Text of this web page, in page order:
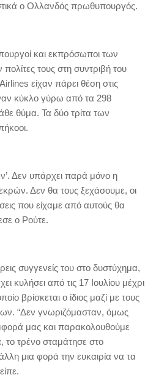
ο Ολλανδός πρωθυπουργός.
και εκπρόσωποι των
τους στη συντριβή του
είχαν πάρει θέση στις
κύκλο γύρω από τα 298
θύμα. Τα δύο τρίτα των
Δεν υπάρχει παρά μόνο η
Δεν θα τους ξεχάσουμε, οι
που είχαμε από αυτούς θα
ο Ρούτε.
συγγενείς του στο δυστύχημα,
κυλήσει από τις 17 Ιουλίου μέχρι
βρίσκεται ο ίδιος μαζί με τους
“Δεν γνωριζόμασταν, όμως
μας και παρακολουθούμε
τρένο σταμάτησε στο
μια φορά την ευκαιρία να τα